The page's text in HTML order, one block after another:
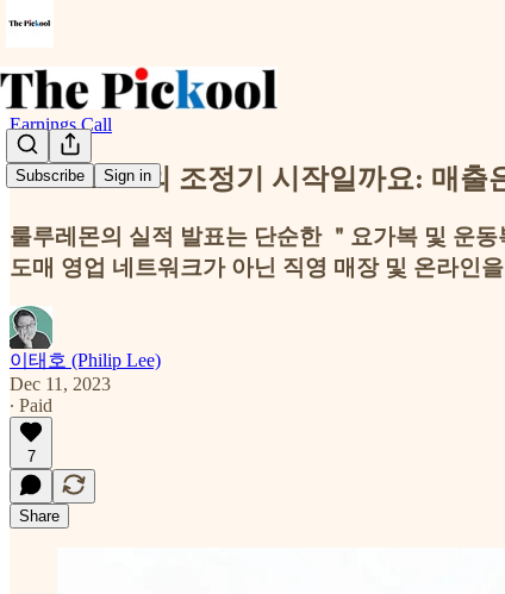
Subscribe Sign in
Earnings Call
Lululemon의 조정기 시작일까요: 매출
룰루레몬의 실적 발표는 단순한 ＂요가복 및 운
도매 영업 네트워크가 아닌 직영 매장 및 온라인
이태호 (Philip Lee)
Dec 11, 2023
∙ Paid
7
Share